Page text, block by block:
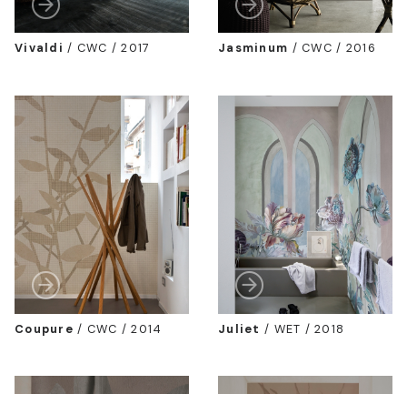
Vivaldi / CWC / 2017 Jasminum /CWC / 2016
Coupure / CWC / 2014 Juliet / WET / 2018